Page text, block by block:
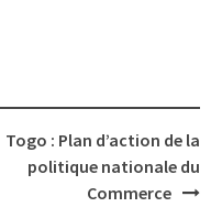
Togo : Plan d’action de la
politique nationale du
Commerce